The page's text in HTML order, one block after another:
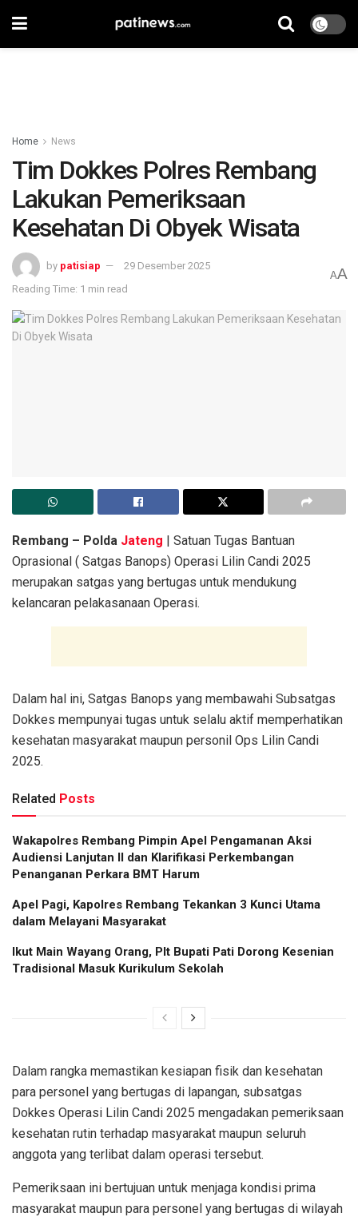
Home News
Tim Dokkes Polres Rembang
Lakukan Pemeriksaan
Kesehatan Di Obyek Wisata
by patisiap
29 Desember 2025
Reading Time: 1 min read
AA
Rembang – Polda Jateng | Satuan Tugas Bantuan
Oprasional ( Satgas Banops) Operasi Lilin Candi 2025
merupakan satgas yang bertugas untuk mendukung
kelancaran pelakasanaan Operasi.
Dalam hal ini, Satgas Banops yang membawahi Subsatgas
Dokkes mempunyai tugas untuk selalu aktif memperhatikan
kesehatan masyarakat maupun personil Ops Lilin Candi
2025.
Related Posts
Wakapolres Rembang Pimpin Apel Pengamanan Aksi
Audiensi Lanjutan II dan Klarifikasi Perkembangan
Penanganan Perkara BMT Harum
Apel Pagi, Kapolres Rembang Tekankan 3 Kunci Utama
dalam Melayani Masyarakat
Ikut Main Wayang Orang, Plt Bupati Pati Dorong Kesenian
Tradisional Masuk Kurikulum Sekolah
Dalam rangka memastikan kesiapan fisik dan kesehatan
para personel yang bertugas di lapangan, subsatgas
Dokkes Operasi Lilin Candi 2025 mengadakan pemeriksaan
kesehatan rutin terhadap masyarakat maupun seluruh
anggota yang terlibat dalam operasi tersebut.
Pemeriksaan ini bertujuan untuk menjaga kondisi prima
masyarakat maupun para personel yang bertugas di wilayah